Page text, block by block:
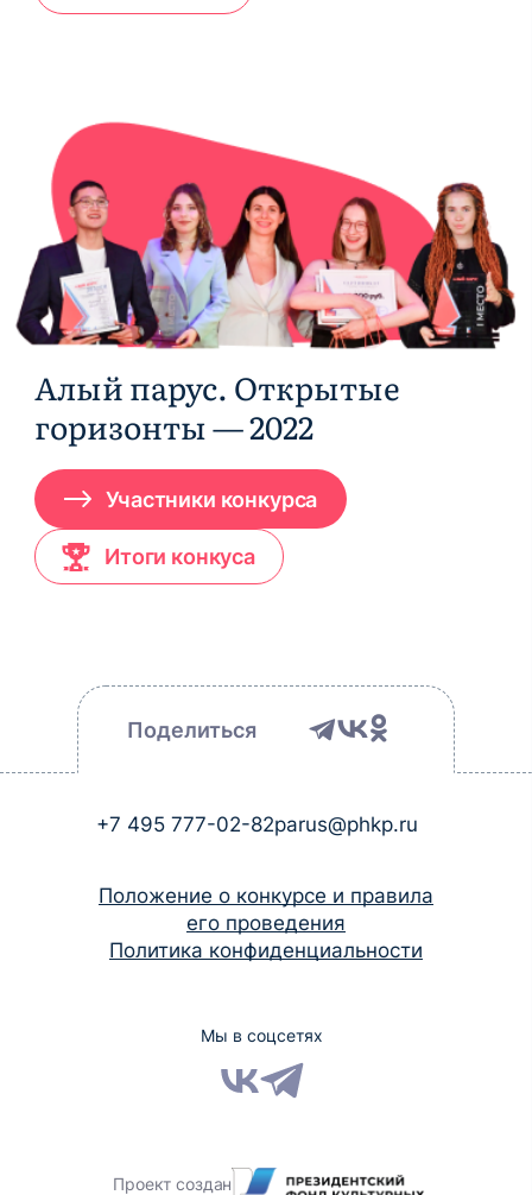
Алый парус. Открытые
горизонты — 2022
Участники конкурса
Итоги конкуса
Поделиться
+7 495 777-02-82parus@phkp.ru
Политика конфиденциальности
Положение о конкурсе и правила
его проведения
Мы в соцсетях
Проект создан